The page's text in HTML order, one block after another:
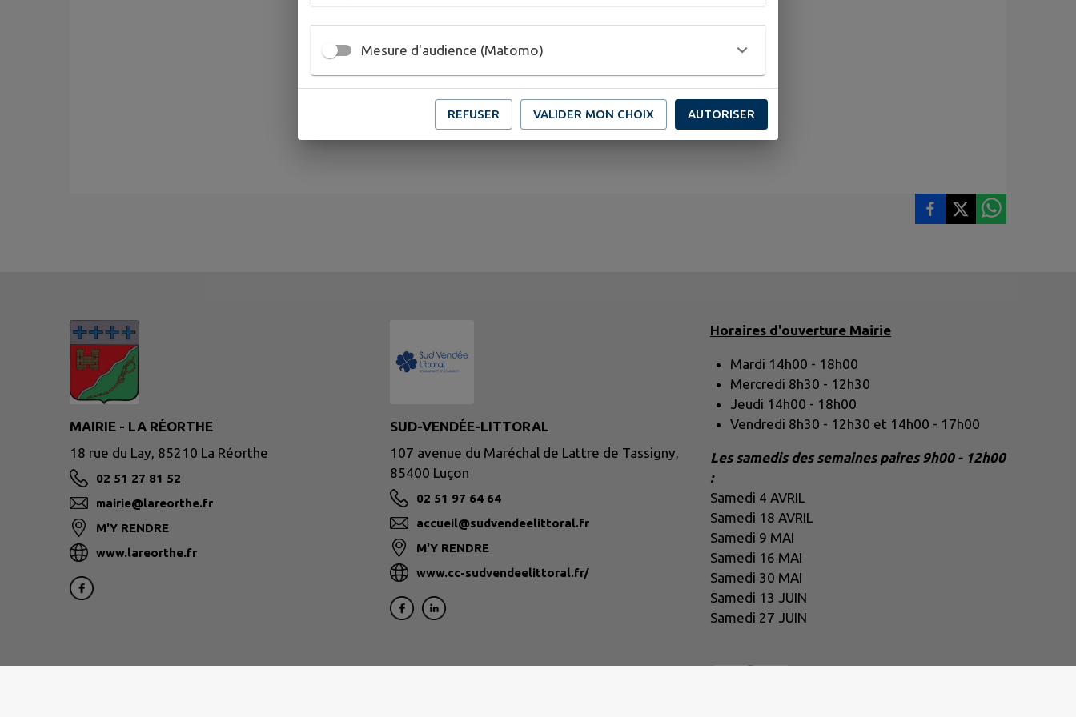
MAIRIE - LA RÉORTHE
18 rue du Lay, 85210 La Réorthe
02 51 27 81 52
mairie@lareorthe.fr
M'Y RENDRE
www.lareorthe.fr
SUD-VENDÉE-LITTORAL
107 avenue du Maréchal de Lattre de Tassigny,
85400 Luçon
02 51 97 64 64
accueil@sudvendeelittoral.fr
M'Y RENDRE
www.cc-sudvendeelittoral.fr/
Horaires d'ouverture Mairie
Mardi 14h00 - 18h00
Mercredi 8h30 - 12h30
Jeudi 14h00 - 18h00
Vendredi 8h30 - 12h30 et 14h00 - 17h00
Les samedis des semaines paires 9h00 - 12h00
:
Samedi 4 AVRIL
Samedi 18 AVRIL
Samedi 9 MAI
Samedi 16 MAI
Samedi 30 MAI
Samedi 13 JUIN
Samedi 27 JUIN
Mesure d'audience (Matomo)
REFUSER VALIDER MON CHOIX AUTORISER